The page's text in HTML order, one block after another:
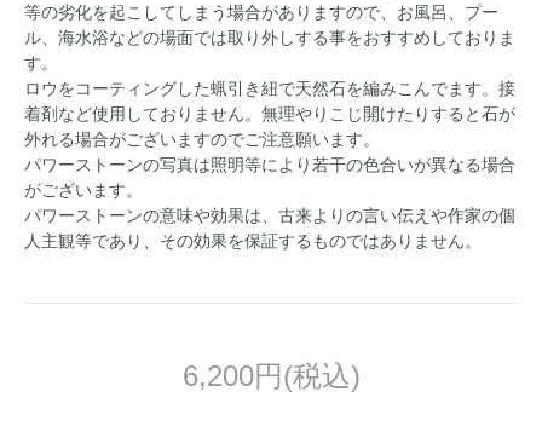
等の劣化を起こしてしまう場合がありますので、お風呂、プー
ル、海水浴などの場面では取り外しする事をおすすめしておりま
す。
ロウをコーティングした蝋引き紐で天然石を編みこんでます。接
着剤など使用しておりません。無理やりこじ開けたりすると石が
外れる場合がございますのでご注意願います。
パワーストーンの写真は照明等により若干の色合いが異なる場合
がございます。
パワーストーンの意味や効果は、古来よりの言い伝えや作家の個
人主観等であり、その効果を保証するものではありません。
6,200円(税込)